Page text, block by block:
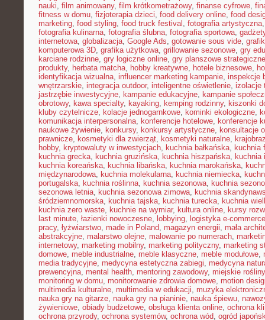
nauki, film animowany, film krótkometrażowy, finanse cyfrowe,
fitness w domu, fizjoterapia dzieci, food delivery online, food
marketing, food styling, food truck festival , fotografia artystyczna
fotografia kulinarna, fotografia ślubna, fotografia sportowa,
internetowa, globalizacja, Google Ads, gotowanie sous vide,
komputerowa 3D, grafika użytkowa, grillowanie sezonowe, gry
karciane rodzinne, gry logiczne online, gry planszowe strategiczne
produkty, herbata matcha, hobby kreatywne, hotele biznesowe,
identyfikacja wizualna, influencer marketing kampanie, inspekcje
wnętrzarskie, integracja outdoor, inteligentne oświetlenie, izolacje
jastrzębie inwestycyjne, kampanie edukacyjne, kampanie
obrotowy, kawa specialty, kayaking, kemping rodzinny, kiszonki
kluby czytelnicze, kolacje jednogarnkowe, kominki ekologiczne,
komunikacja interpersonalna, konferencje hotelowe, konferencje
naukowe żywienie, konkursy, konkursy artystyczne, konsultacje
prawnicze, kosmetyki dla zwierząt, kosmetyki naturalne,
hobby, kryptowaluty w inwestycjach, kuchnia bałkańska, kuchnia
kuchnia grecka, kuchnia gruzińska, kuchnia hiszpańska, kuchnia
kuchnia koreańska, kuchnia libańska, kuchnia marokańska,
międzynarodowa, kuchnia molekularna, kuchnia niemiecka,
portugalska, kuchnia roślinna, kuchnia sezonowa, kuchnia
sezonowa letnia, kuchnia sezonowa zimowa, kuchnia
śródziemnomorska, kuchnia tajska, kuchnia turecka, kuchnia
kuchnia zero waste, kuchnie na wymiar, kultura online, kursy
last minute, łazienki nowoczesne, lobbying, logistyka e-commerce
pracy, łyżwiarstwo, made in Poland, magazyn energii, mała
abstrakcyjne, malarstwo olejne, malowanie po numerach,
internetowy, marketing mobilny, marketing polityczny, marketing
domowe, meble industrialne, meble klasyczne, meble modułowe,
media tradycyjne, medycyna estetyczna zabiegi, medycyna
prewencyjna, mental health, mentoring zawodowy, miejskie rośliny
monitoring w domu, monitorowanie zdrowia domowe, motion
multimedia kulturalne, multimedia w edukacji, muzyka
nauka gry na gitarze, nauka gry na pianinie, nauka śpiewu,
żywieniowe, obiady budżetowe, obsługa klienta online, ochrona
ochrona przyrody, ochrona systemów, ochrona wód, ogród